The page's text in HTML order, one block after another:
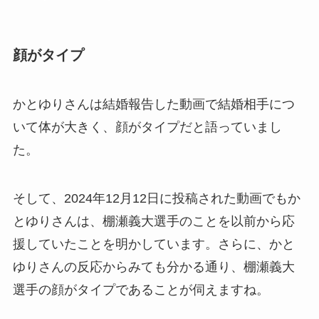
顔がタイプ
かとゆりさんは結婚報告した動画で結婚相手につ
いて体が大きく、顔がタイプだと語っていまし
た。
そして、2024年12月12日に投稿された動画でもか
とゆりさんは、棚瀬義大選手のことを以前から応
援していたことを明かしています。さらに、かと
ゆりさんの反応からみても分かる通り、棚瀬義大
選手の顔がタイプであることが伺えますね。